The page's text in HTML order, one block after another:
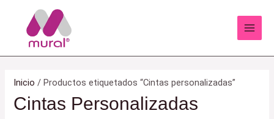
contenido
Inicio / Productos etiquetados “Cintas personalizadas”
Cintas Personalizadas